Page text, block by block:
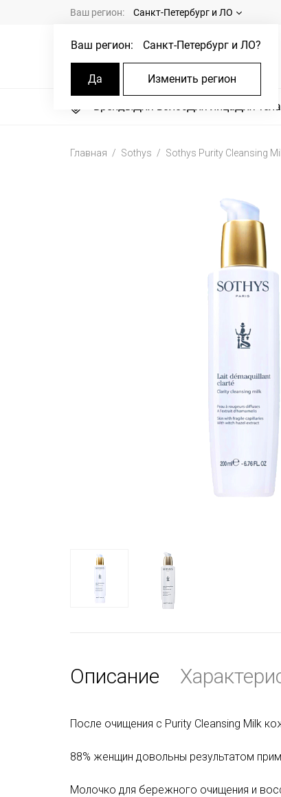
Ваш регион: Санкт-Петербург и ЛО
Ваш регион: Санкт-Петербург и ЛО?
Да Изменить регион
БрендыДля волосДля лицаДля тела
Главная Sothys Sothys Purity Cleansing
Описание
После очищения с Purity Cleansing Milk
88% женщин довольны результатом
Молочко для бережного очищения и